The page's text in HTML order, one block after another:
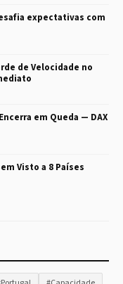
expectativas com
de Velocidade no
em Queda — DAX
Visto a 8 Países